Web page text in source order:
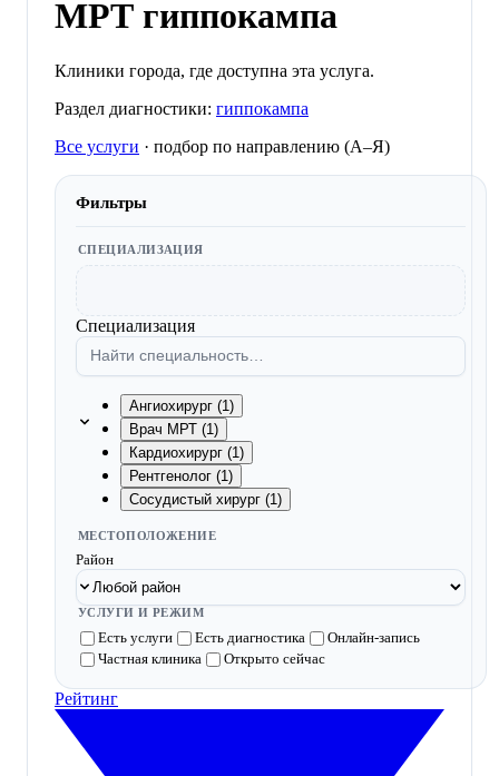
МРТ гиппокампа
Клиники города, где доступна эта услуга.
Раздел диагностики: гиппокампа
Все услуги · подбор по направлению (A–Я)
Фильтры
СПЕЦИАЛИЗАЦИЯ
Специализация
Ангиохирург (1)
Врач МРТ (1)
Кардиохирург (1)
Рентгенолог (1)
Сосудистый хирург (1)
МЕСТОПОЛОЖЕНИЕ
Район
УСЛУГИ И РЕЖИМ
Есть услуги Есть диагностика
Онлайн-запись
Частная клиника
Открыто сейчас
Рейтинг